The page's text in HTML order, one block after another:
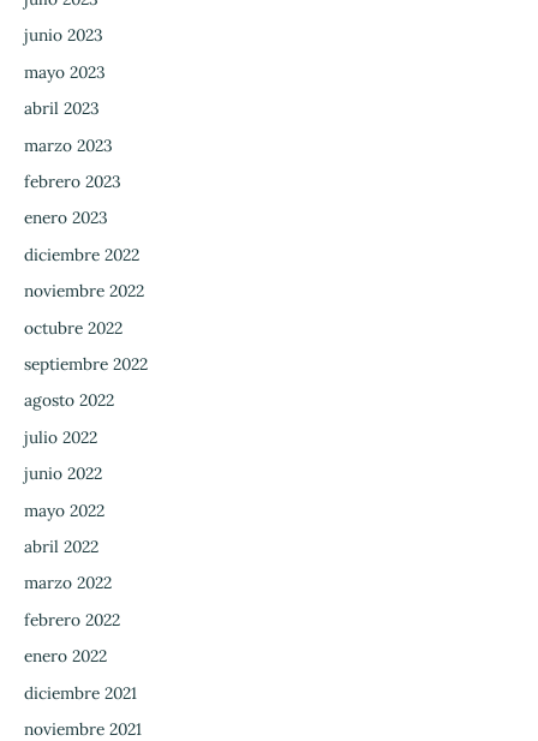
junio 2023
mayo 2023
abril 2023
marzo 2023
febrero 2023
enero 2023
diciembre 2022
noviembre 2022
octubre 2022
septiembre 2022
agosto 2022
julio 2022
junio 2022
mayo 2022
abril 2022
marzo 2022
febrero 2022
enero 2022
diciembre 2021
noviembre 2021